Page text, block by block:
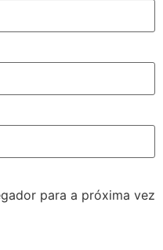
para a próxima vez